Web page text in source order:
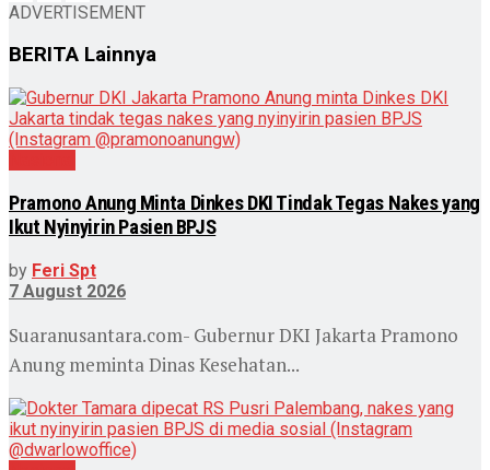
ADVERTISEMENT
BERITA Lainnya
Pramono Anung Minta Dinkes DKI Tindak Tegas Nakes yang
Ikut Nyinyirin Pasien BPJS
by Feri Spt
7 August 2026
Suaranusantara.com- Gubernur DKI Jakarta Pramono
Anung meminta Dinas Kesehatan...